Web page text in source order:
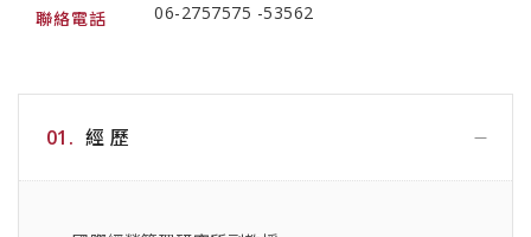
聯絡電話 06-2757575 -53562
01. 經 歷